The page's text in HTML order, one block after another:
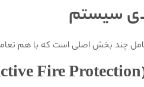
سیستم
چند بخش اصلی است که با هم
(Active